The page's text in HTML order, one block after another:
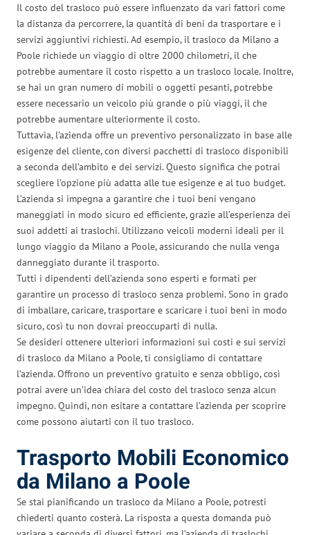
Il costo del trasloco può essere influenzato da vari fattori come
la distanza da percorrere, la quantità di beni da trasportare e i
servizi aggiuntivi richiesti. Ad esempio, il trasloco da Milano a
Poole richiede un viaggio di oltre 2000 chilometri, il che
potrebbe aumentare il costo rispetto a un trasloco locale. Inoltre,
se hai un gran numero di mobili o oggetti pesanti, potrebbe
essere necessario un veicolo più grande o più viaggi, il che
potrebbe aumentare ulteriormente il costo.
Tuttavia, l’azienda offre un preventivo personalizzato in base alle
esigenze del cliente, con diversi pacchetti di trasloco disponibili
a seconda dell’ambito e dei servizi. Questo significa che potrai
scegliere l’opzione più adatta alle tue esigenze e al tuo budget.
L’azienda si impegna a garantire che i tuoi beni vengano
maneggiati in modo sicuro ed efficiente, grazie all’esperienza dei
suoi addetti ai traslochi. Utilizzano veicoli moderni ideali per il
lungo viaggio da Milano a Poole, assicurando che nulla venga
danneggiato durante il trasporto.
Tutti i dipendenti dell’azienda sono esperti e formati per
garantire un processo di trasloco senza problemi. Sono in grado
di imballare, caricare, trasportare e scaricare i tuoi beni in modo
sicuro, così tu non dovrai preoccuparti di nulla.
Se desideri ottenere ulteriori informazioni sui costi e sui servizi
di trasloco da Milano a Poole, ti consigliamo di contattare
l’azienda. Offrono un preventivo gratuito e senza obbligo, così
potrai avere un’idea chiara del costo del trasloco senza alcun
impegno. Quindi, non esitare a contattare l’azienda per scoprire
come possono aiutarti con il tuo trasloco.
Trasporto Mobili Economico
da Milano a Poole
Se stai pianificando un trasloco da Milano a Poole, potresti
chiederti quanto costerà. La risposta a questa domanda può